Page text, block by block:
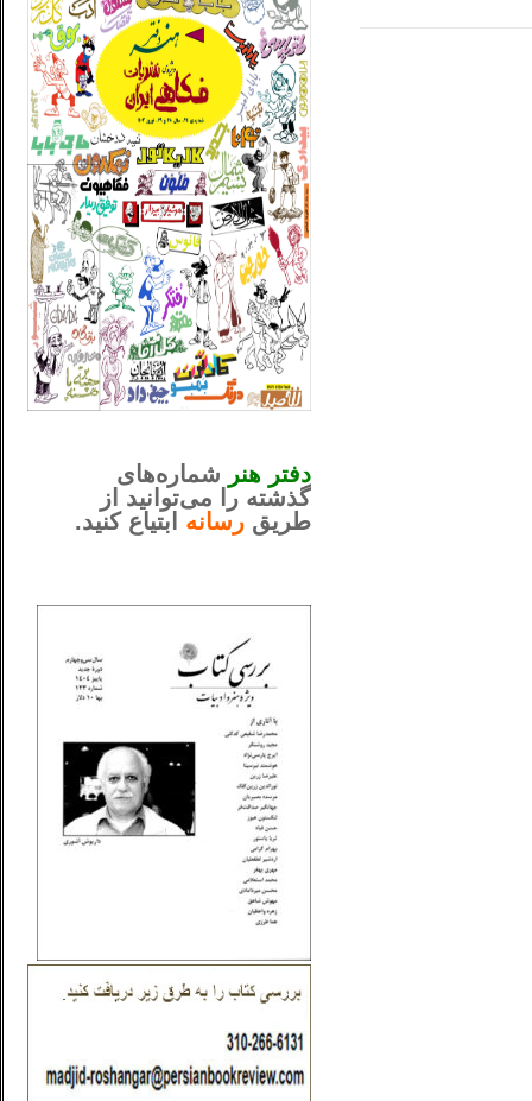
دفتر هنر شماره‌های
گذشته را می‌توانید از
طریق رسانه ابتیاع کنید.